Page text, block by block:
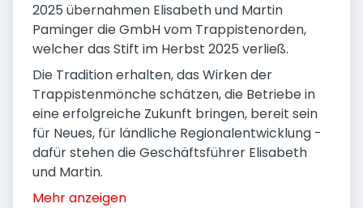
2025 übernahmen Elisabeth und Martin
Paminger die GmbH vom Trappistenorden,
welcher das Stift im Herbst 2025 verließ.
Die Tradition erhalten, das Wirken der
Trappistenmönche schätzen, die Betriebe in
eine erfolgreiche Zukunft bringen, bereit sein
für Neues, für ländliche Regionalentwicklung -
dafür stehen die Geschäftsführer Elisabeth
und Martin.
Mehr anzeigen